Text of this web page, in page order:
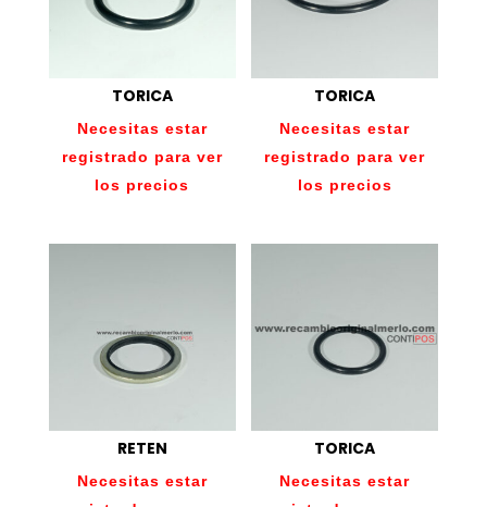
TORICA
Necesitas estar
registrado para ver
los precios
TORICA
Necesitas estar
registrado para ver
los precios
RETEN
Necesitas estar
TORICA
Necesitas estar